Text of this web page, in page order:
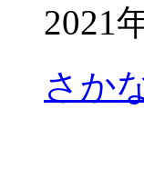
2021
さか